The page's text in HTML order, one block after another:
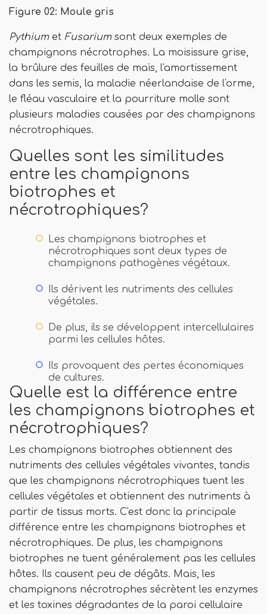
Figure 02: Moule gris
Pythiumet Fusariumsont deux exemples de
champignons nécrotrophes. La moisissure grise,
la brûlure des feuilles de maïs, l'amortissement
dans les semis, la maladie néerlandaise de l'orme,
le fléau vasculaire et la pourriture molle sont
plusieurs maladies causées par des champignons
nécrotrophiques.
Quelles sont les similitudes
entre les champignons
biotrophes et
nécrotrophiques?
Les champignons biotrophes et
nécrotrophiques sont deux types de
champignons pathogènes végétaux.
Ils dérivent les nutriments des cellules
végétales.
De plus, ils se développent intercellulaires
parmi les cellules hôtes.
Ils provoquent des pertes économiques
de cultures.
Quelle est la différence entre
les champignons biotrophes et
nécrotrophiques?
Les champignons biotrophes obtiennent des
nutriments des cellules végétales vivantes, tandis
que les champignons nécrotrophiques tuent les
cellules végétales et obtiennent des nutriments à
partir de tissus morts. C'est donc la principale
différence entre les champignons biotrophes et
nécrotrophiques. De plus, les champignons
biotrophes ne tuent généralement pas les cellules
hôtes. Ils causent peu de dégâts. Mais, les
champignons nécrotrophes sécrètent les enzymes
et les toxines dégradantes de la paroi cellulaire